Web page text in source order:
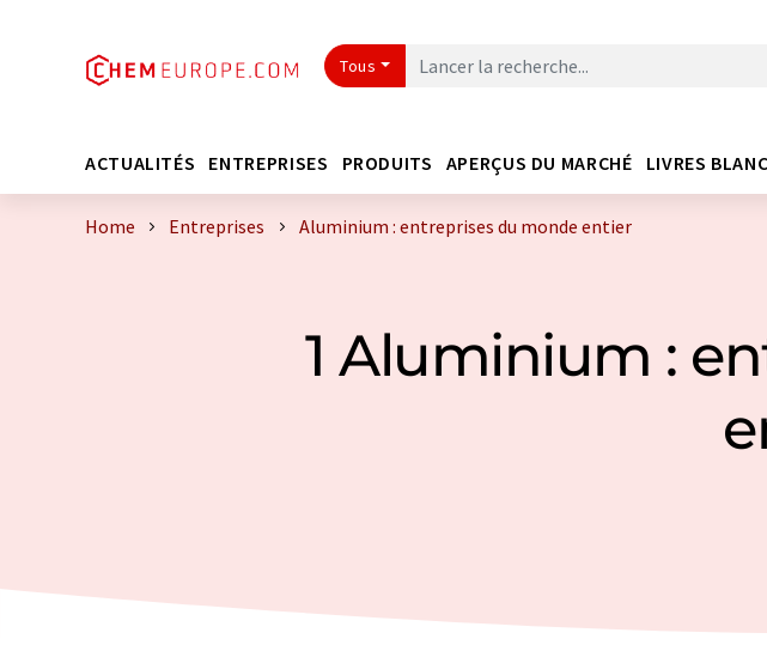
Tous
ACTUALITÉS ENTREPRISES PRODUITS APERÇUS DU MARCHÉ LIVRES
Home Entreprises Aluminium : entreprises du monde entier
1 Aluminium :